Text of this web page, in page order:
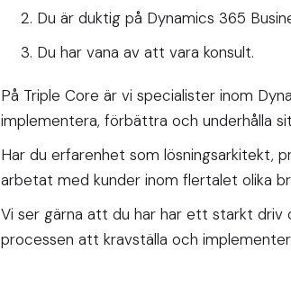
Du är duktig på Dynamics 365
Du har vana av att vara konsult.
På Triple Core är vi specialister inom
implementera, förbättra och underhålla
Har du erfarenhet som lösningsarkitekt,
arbetat med kunder inom flertalet olika
Vi ser gärna att du har har ett starkt
processen att kravställa och